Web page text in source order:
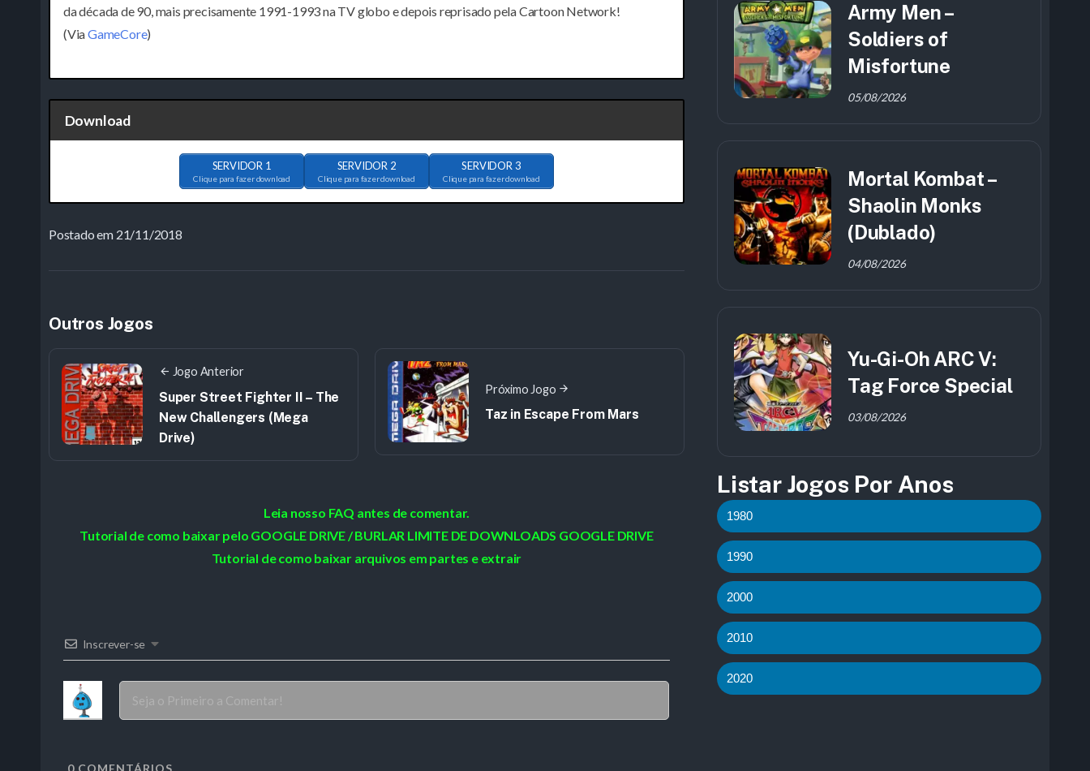
da década de 90, mais precisamente 1991-1993 na TV globo e depois reprisado pela Cartoon Network!
(ViaGameCore)
Download
SERVIDOR 1
Clique para fazer download
SERVIDOR 2
Clique para fazer download
SERVIDOR 3
Clique para fazer download
Postado em 21/11/2018
Outros Jogos
Jogo Anterior
Super Street Fighter II – The
New Challengers (Mega
Drive)
Próximo Jogo
Taz in Escape From Mars
Leia nosso FAQ antes de comentar.
Tutorial de como baixar pelo GOOGLE DRIVE / BURLAR LIMITE DE DOWNLOADS GOOGLE DRIVE
Tutorial de como baixar arquivos em partes e extrair
Inscrever-se
0 COMENTÁRIOS
Army Men –
Soldiers of
Misfortune
05/08/2026
Mortal Kombat –
Shaolin Monks
(Dublado)
04/08/2026
Yu-Gi-Oh ARC V:
Tag Force Special
03/08/2026
Listar Jogos Por Anos
1980
1990
2000
2010
2020